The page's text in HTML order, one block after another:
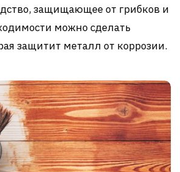
защищающее от грибков и
можно сделать
защитит металл от коррозии.